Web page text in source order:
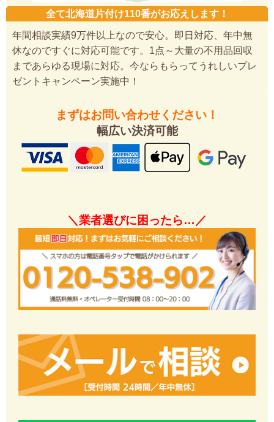
全て北海道片付け110番がお応えします！
年間相談実績9万件以上なので安心。即日対応、年中無
休なのですぐに対応可能です。1点～大量の不用品回収
まであらゆる現場に対応。今ならもらってうれしいプレ
ゼントキャンペーン実施中！
まずはお問い合わせください！
幅広い決済可能
＼業者選びに困ったら…／